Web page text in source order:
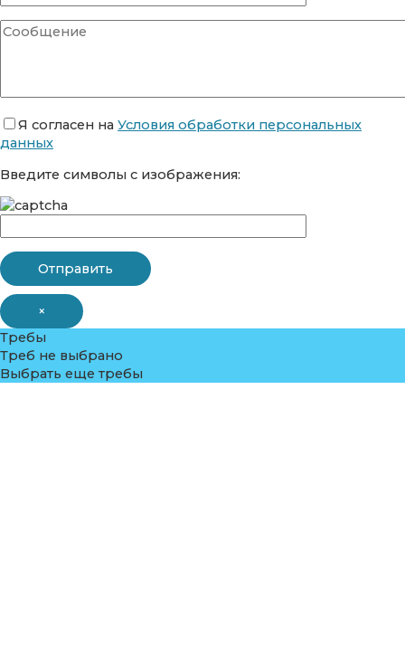
Я согласен на Условия обработки персональных
данных
Введите символы с изображения:
×
Требы
Треб не выбрано
Выбрать еще требы